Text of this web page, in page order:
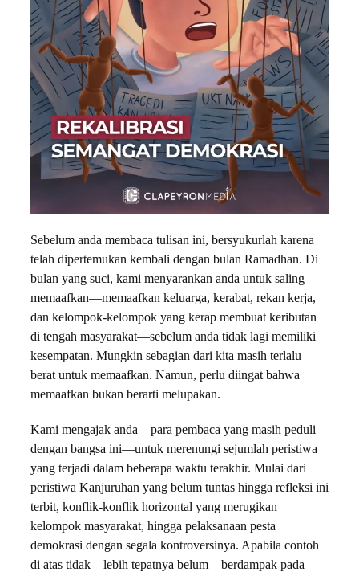
Sebelum anda membaca tulisan ini, bersyukurlah karena
telah dipertemukan kembali dengan bulan Ramadhan. Di
bulan yang suci, kami menyarankan anda untuk saling
memaafkan—memaafkan keluarga, kerabat, rekan kerja,
dan kelompok-kelompok yang kerap membuat keributan
di tengah masyarakat—sebelum anda tidak lagi memiliki
kesempatan. Mungkin sebagian dari kita masih terlalu
berat untuk memaafkan. Namun, perlu diingat bahwa
memaafkan bukan berarti melupakan.
Kami mengajak anda—para pembaca yang masih peduli
dengan bangsa ini—untuk merenungi sejumlah peristiwa
yang terjadi dalam beberapa waktu terakhir. Mulai dari
peristiwa Kanjuruhan yang belum tuntas hingga refleksi ini
terbit, konflik-konflik horizontal yang merugikan
kelompok masyarakat, hingga pelaksanaan pesta
demokrasi dengan segala kontroversinya. Apabila contoh
di atas tidak—lebih tepatnya belum—berdampak pada